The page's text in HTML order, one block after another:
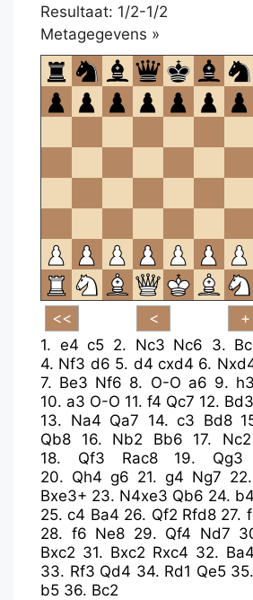
Resultaat: 1/2-1/2
Metagegevens »
om
te
openen.
1. e4 c5 2. Nc3 Nc6 3.
4. Nf3 d6 5. d4 cxd4 6.
7. Be3 Nf6 8. O-O a6 9. h3
10. a3 O-O 11. f4 Qc7 12. Bd3
13. Na4 Qa7 14.c3 Bd8
Qb8
16. Nb2 Bb6 17. Nc2
18. Qf3 Rac8 19. Qg3
20. Qh4 g6 21. g4 Ng7 22.
Bxe3+ 23. N4xe3 Qb6 24. b4
25.c4 Ba4 26. Qf2 Rfd8 27.
28. f6 Ne8 29. Qf4 Nd7
Bxc2 31. Bxc2 Rxc4 32. Ba4
33. Rf3 Qd4 34. Rd1 Qe5 35.
b5 36. Bc2